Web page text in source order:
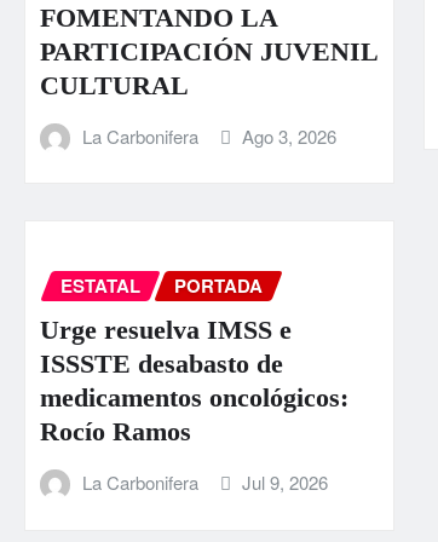
FOMENTANDO LA
PARTICIPACIÓN JUVENIL
CULTURAL
La Carbonifera Ago 3, 2026
ESTATAL PORTADA
Urge resuelva IMSS e
ISSSTE desabasto de
medicamentos oncológicos:
Rocío Ramos
La Carbonifera Jul 9, 2026